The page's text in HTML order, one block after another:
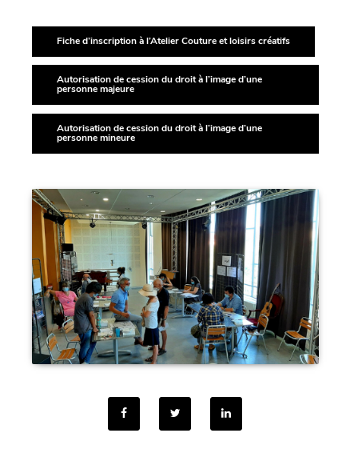
Fiche d’inscription à l’Atelier Couture et loisirs créatifs
Autorisation de cession du droit à l’image d’une
personne majeure
Autorisation de cession du droit à l’image d’une
personne mineure